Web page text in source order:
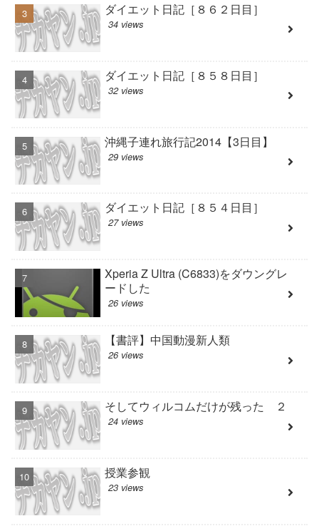
ダイエット日記［８６２日目］
34 views
ダイエット日記［８５８日目］
32 views
沖縄子連れ旅行記2014【3日目】
29 views
ダイエット日記［８５４日目］
27 views
Xperia Z Ultra (C6833)をダウングレ
ードした
26 views
【書評】中国動漫新人類
26 views
そしてウィルコムだけが残った ２
24 views
授業参観
23 views